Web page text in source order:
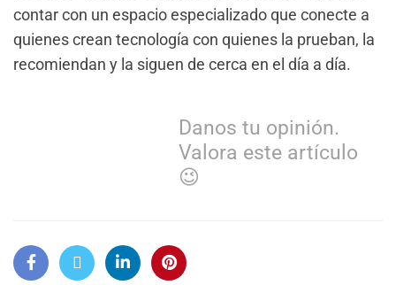
contar con un espacio especializado que conecte a
quienes crean tecnología con quienes la prueban, la
recomiendan y la siguen de cerca en el día a día.
Danos tu opinión.
Valora este artículo
😉